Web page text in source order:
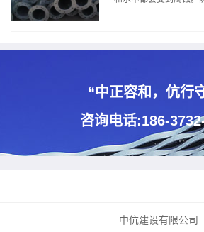
“中正容和，伉行
咨询电话:186-
中伉建设有限公司